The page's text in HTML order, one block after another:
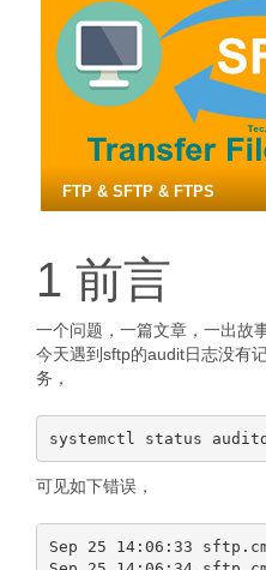
FTP & SFTP & FTPS
1 前言
一个问题，一篇文章，一出故事
今天遇到sftp的audit日志没有
务，
可见如下错误，
Sep 25 14:06:33